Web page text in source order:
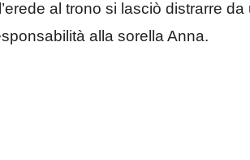
al trono si lasciò distrarre da
alla sorella Anna.